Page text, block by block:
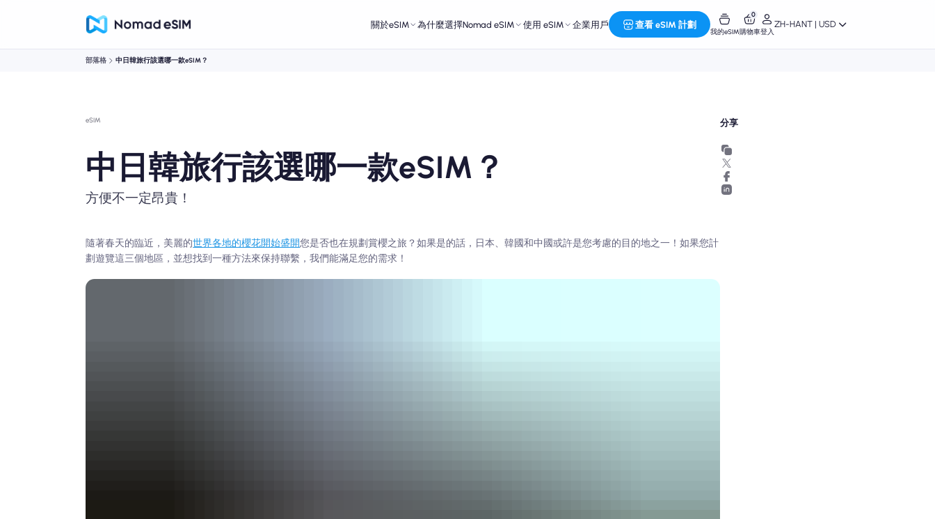
關於eSIM 為什麼選擇Nomad eSIM 使用 eSIM 企業用戶 查看 eSIM 計劃
我的eSIM
0
購物車登入
ZH-HANT | USD
部落格 中日韓旅行該選哪一款eSIM？
eSIM
中日韓旅行該選哪一款eSIM？
方便不一定昂貴！
隨著春天的臨近，美麗的世界各地的櫻花開始盛開您是否也在規劃賞櫻之旅？如果是的話，日本、韓國和中國或許是您考慮的目的地之一！如果您計
劃遊覽這三個地區，並想找到一種方法來保持聯繫，我們能滿足您的需求！
分享